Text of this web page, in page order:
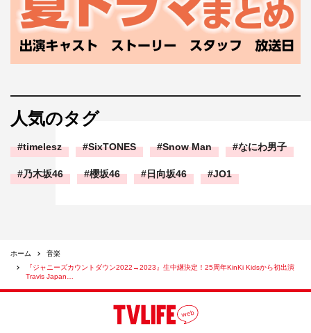
人気のタグ
timelesz SixTONES Snow Man なにわ男子
乃木坂46 櫻坂46 日向坂46 JO1
ホーム
音楽
『ジャニーズカウントダウン2022→2023』生中継決定！25周年KinKi Kidsから初出演
Travis Japan…